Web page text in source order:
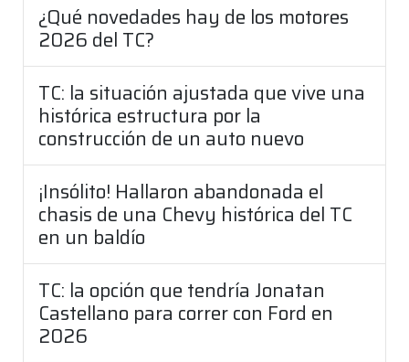
¿Qué novedades hay de los motores
2026 del TC?
TC: la situación ajustada que vive una
histórica estructura por la
construcción de un auto nuevo
¡Insólito! Hallaron abandonada el
chasis de una Chevy histórica del TC
en un baldío
TC: la opción que tendría Jonatan
Castellano para correr con Ford en
2026